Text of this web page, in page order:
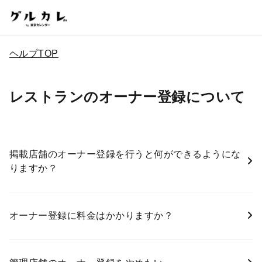
ヘルプTOP
レストランのオーナー登録について
掲載店舗のオーナー登録を行うと何ができるようにな
りますか？
オーナー登録に料金はかかりますか？